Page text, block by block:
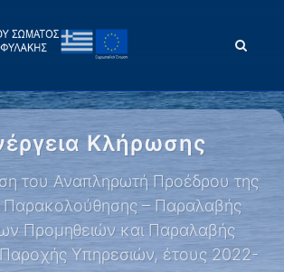
Κλήρωσης
του Αναπληρωτή Προέδρου της
Παρακολούθησης – Παραλαβής
Προμηθειών και Παραλαβής
Υπηρεσιών, έτους 2022-